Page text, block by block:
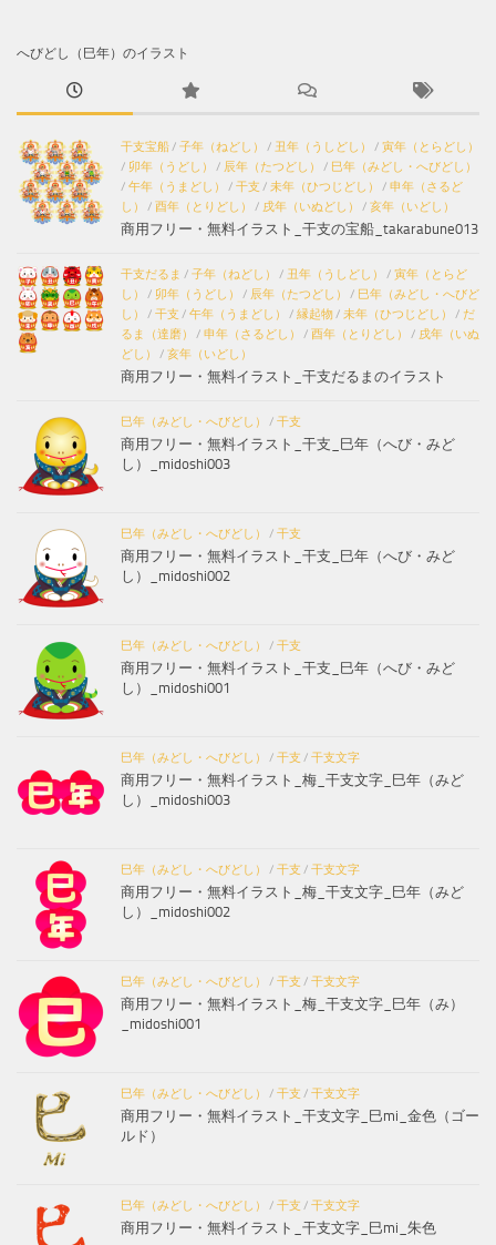
へびどし（巳年）のイラスト
干支宝船/ 子年（ねどし） / 丑年（うしどし） / 寅年（とらどし）
/ 卯年（うどし） / 辰年（たつどし） / 巳年（みどし・へびどし）
/ 午年（うまどし） / 干支 / 未年（ひつじどし） / 申年（さるど
し）
/ 酉年（とりどし） / 戌年（いぬどし） / 亥年（いどし）
商用フリー・無料イラスト_干支の宝船_takarabune013
干支だるま / 子年（ねどし） / 丑年（うしどし） / 寅年（とらど
し）
/ 卯年（うどし） / 辰年（たつどし） / 巳年（みどし・へびど
し）
/ 干支 / 午年（うまどし） / 縁起物/ 未年（ひつじどし） / だ
るま（達磨）
/ 申年（さるどし） / 酉年（とりどし） / 戌年（いぬ
どし）
/ 亥年（いどし）
商用フリー・無料イラスト_干支だるまのイラスト
巳年（みどし・へびどし） / 干支
商用フリー・無料イラスト_干支_巳年（へび・みど
し）_midoshi003
巳年（みどし・へびどし） / 干支
商用フリー・無料イラスト_干支_巳年（へび・みど
し）_midoshi002
巳年（みどし・へびどし） / 干支
商用フリー・無料イラスト_干支_巳年（へび・みど
し）_midoshi001
巳年（みどし・へびどし） / 干支 / 干支文字
商用フリー・無料イラスト_梅_干支文字_巳年（みど
し）_midoshi003
巳年（みどし・へびどし） / 干支 / 干支文字
商用フリー・無料イラスト_梅_干支文字_巳年（みど
し）_midoshi002
巳年（みどし・へびどし） / 干支 / 干支文字
商用フリー・無料イラスト_梅_干支文字_巳年（み）
_midoshi001
巳年（みどし・へびどし） / 干支 / 干支文字
商用フリー・無料イラスト_干支文字_巳mi_金色（ゴー
ルド）
巳年（みどし・へびどし） / 干支 / 干支文字
商用フリー・無料イラスト_干支文字_巳mi_朱色